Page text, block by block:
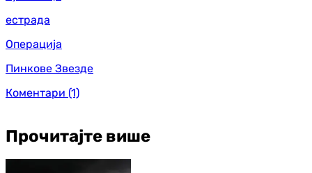
естрада
Операција
Пинкове Звезде
Коментари (1)
Прочитајте више